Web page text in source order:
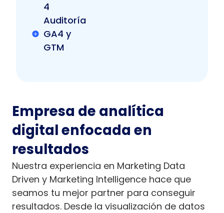
4
Auditoría
GA4 y
GTM
Empresa de analítica
digital enfocada en
resultados
Nuestra experiencia en Marketing Data
Driven y Marketing Intelligence hace que
seamos tu mejor partner para conseguir
resultados. Desde la visualización de datos